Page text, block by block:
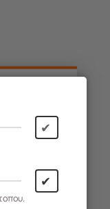
✔
✔